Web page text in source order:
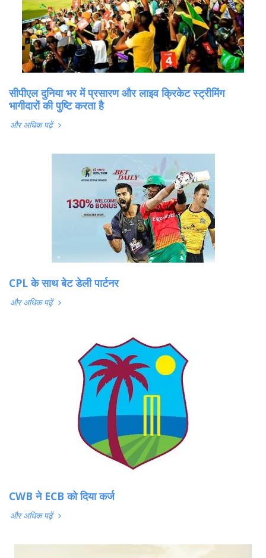
सीपीएल दुनिया भर में प्रसारण और लाइव क्रिकेट स्ट्रीमिंग
भागीदारों की पुष्टि करता है
और अधिक पढ़ें
CPL के साथ बेट डेली पार्टनर
और अधिक पढ़ें
CWB ने ECB को दिया कर्ज
और अधिक पढ़ें